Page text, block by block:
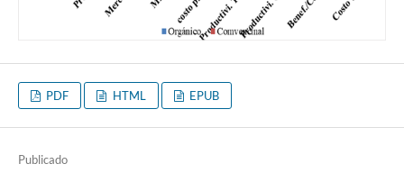
PDF HTML EPUB
Publicado